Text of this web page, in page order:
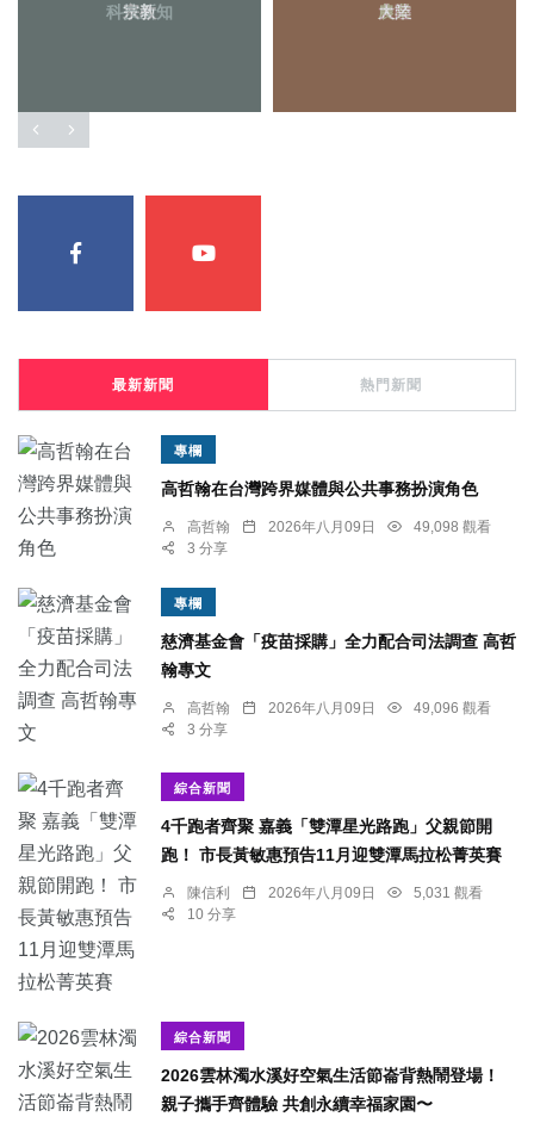
科技新知 大陸
最新新聞 熱門新聞
專欄
高哲翰在台灣跨界媒體與公共事務扮演角色
高哲翰 2026年八月09日
49,098 觀看
3 分享
專欄
慈濟基金會「疫苗採購」全力配合司法調查 高哲
翰專文
高哲翰 2026年八月09日
49,096 觀看
3 分享
綜合新聞
4千跑者齊聚 嘉義「雙潭星光路跑」父親節開
跑！ 市長黃敏惠預告11月迎雙潭馬拉松菁英賽
陳信利 2026年八月09日
5,031 觀看
10 分享
綜合新聞
2026雲林濁水溪好空氣生活節崙背熱鬧登場！
親子攜手齊體驗 共創永續幸福家園〜